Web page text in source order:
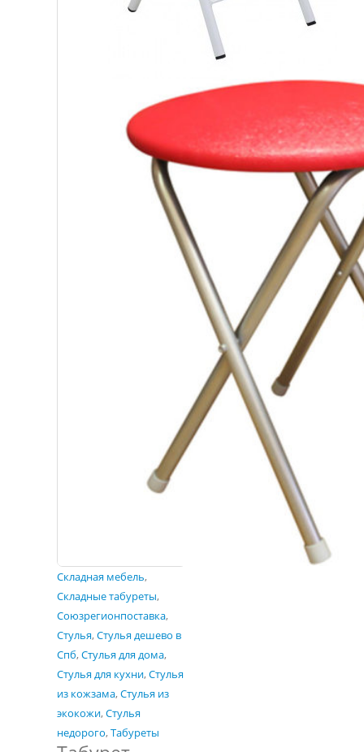
Складная мебель,
Складные табуреты,
Союзрегионпоставка,
Стулья,Стулья дешево в
Спб,Стулья для дома,
Стулья для кухни,Стулья
из кожзама,Стулья из
экокожи,Стулья
недорого,Табуреты